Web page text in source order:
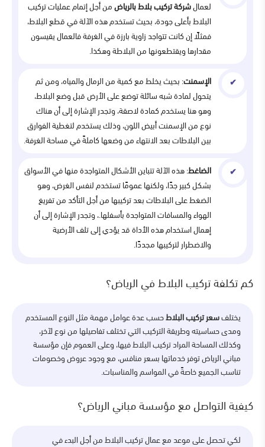
لعمالشركة تركيب بلاط بالرياضمن أجل إتمام عمليات تركيب
البلاط بأعلى جودة، بحيث تستخدم هذه الآلة في قطع البلاط،
فمثلًا إن كانت تتواجد زاوية بارزة في الغرفة فالعمال يقيسون
مقدارها ويقتطعونها من البلاطة وهكذا.
الإسمنت: بحيث يخلط مع كمية من الرمال والمياه، ومن ثم
يتحول لمادة شبه سائلة توضع على الأرض قبل وضع البلاط،
وهو هنا يستخدم كمادة لاصقة، وتجدر الإشارة إلى أن هناك
نوع من الإسمنت أبيض اللون، وذلك يستخدم لتغطية الفوارق
بين البلاطات بعد الانتهاء من وضعها كاملةً في مساحة الغرفة.
الضاغط: هذه الآلة تتباين الأشكال المتواجدة منها في الأسواق
بشكل كبير جدًا، ولكنها عمومًا تستخدم لنفس الغرض، وهو
الضغط على البلاطات بعد تركيبها من أجل التأكد من تفريغ
الهواء والمسافات المتواجدة بأسفلها.، وتجدر الإشارة إلى أن
إهمال استخدام هذه الأداة قد يؤدي إلى تلف الأرضية
والاضطرار لتركيبها مجددًا.
كم تكلفة تركيب البلاط في الرياض؟
يختلفسعر تركيب البلاطحسب عدة عوامل مهمة مثل النوع المستخدم
ومدى حساسيته وطريقة التركيب التي تختلف تفاصيلها من نوع لآخر،
وكذلك المساحة المراد تركيب البلاط فيها، وعلى العموم فإن مؤسسة
مباني الرياض توفر خدماتها بسعر منافس، مع وجود عروض وخصومات
تناسب الجميع خاصةً في المواسم والمناسبات.
كيفية التواصل مع مؤسسة مباني الرياض؟
لكي تحصل على موعد مع عمال تركيب البلاط من أجل البدء في